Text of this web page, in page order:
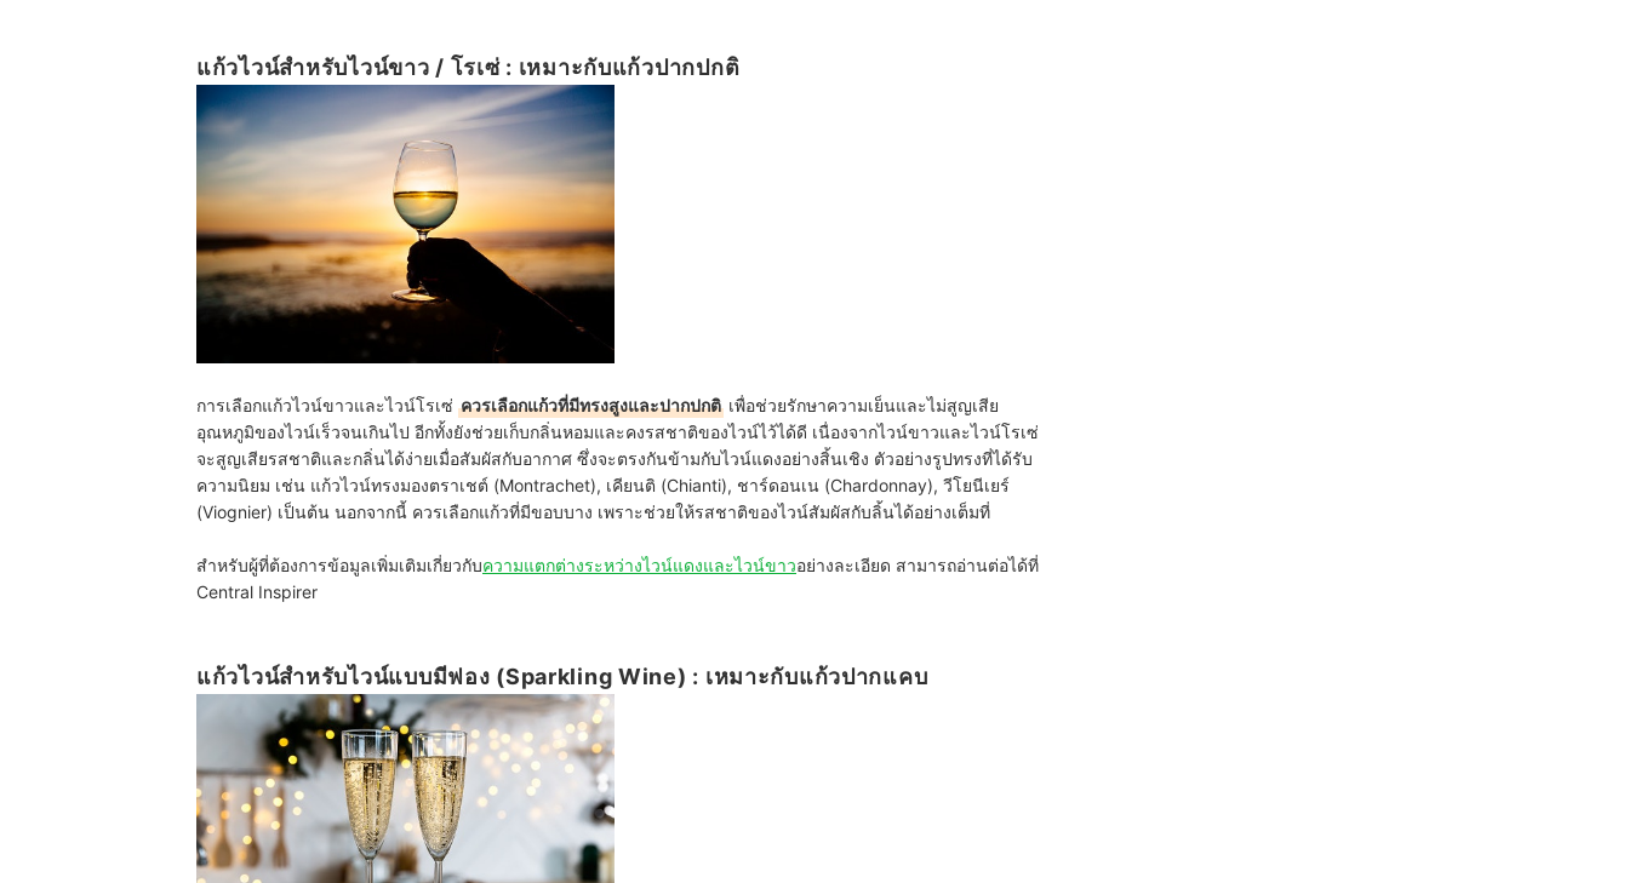
แก้วไวน์สำหรับไวน์ขาว / โรเซ่ : เหมาะกับแก้วปากปกติ
การเลือกแก้วไวน์ขาวและไวน์โรเซ่ ควรเลือกแก้วที่มีทรงสูงและปากปกติ เพื่อช่วยรักษาความเย็นและไม่สูญเสีย
อุณหภูมิของไวน์เร็วจนเกินไป อีกทั้งยังช่วยเก็บกลิ่นหอมและคงรสชาติของไวน์ไว้ได้ดี เนื่องจากไวน์ขาวและไวน์โรเซ่
จะสูญเสียรสชาติและกลิ่นได้ง่ายเมื่อสัมผัสกับอากาศ ซึ่งจะตรงกันข้ามกับไวน์แดงอย่างสิ้นเชิง ตัวอย่างรูปทรงที่ได้รับ
ความนิยม เช่น แก้วไวน์ทรงมองตราเชต์ (Montrachet), เคียนติ (Chianti), ชาร์ดอนเน (Chardonnay), วีโยนีเยร์
(Viognier) เป็นต้น นอกจากนี้ ควรเลือกแก้วที่มีขอบบาง เพราะช่วยให้รสชาติของไวน์สัมผัสกับลิ้นได้อย่างเต็มที่
สำหรับผู้ที่ต้องการข้อมูลเพิ่มเติมเกี่ยวกับความแตกต่างระหว่างไวน์แดงและไวน์ขาวอย่างละเอียด สามารถอ่านต่อได้ที่
Central Inspirer
แก้วไวน์สำหรับไวน์แบบมีฟอง (Sparkling Wine) : เหมาะกับแก้วปากแคบ